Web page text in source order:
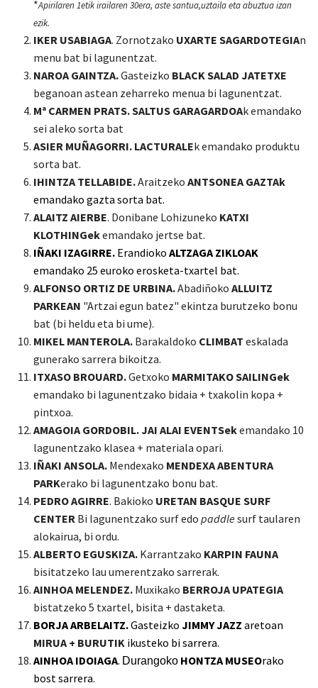
*Apirilaren 1etik irailaren 30era, aste santua,uztaila eta abuztua izan
ezik.
IKER USABIAGA. Zornotzako UXARTE SAGARDOTEGIAn
menu bat bi lagunentzat.
NAROA GAINTZA.Gasteizko BLACK SALAD JATETXE
beganoan astean zeharreko menua bi lagunentzat.
Mª CARMEN PRATS. SALTUS GARAGARDOAk emandako
sei aleko sorta bat
ASIER MUÑAGORRI. LACTURALEk emandako produktu
sorta bat.
IHINTZA TELLABIDE.Araitzeko ANTSONEA GAZTAk
emandako gazta sorta bat.
ALAITZ AIERBE. Donibane Lohizuneko KATXI
KLOTHINGekemandako jertse bat.
IÑAKI IZAGIRRE. Erandioko ALTZAGA ZIKLOAK
emandako 25 euroko erosketa-txartel bat.
ALFONSO ORTIZ DE URBINA.Abadiñoko ALLUITZ
PARKEAN "Artzai egun batez" ekintza burutzeko bonu
bat (bi heldu eta bi ume).
MIKEL MANTEROLA. Barakaldoko CLIMBAT eskalada
gunerako sarrera bikoitza.
ITXASO BROUARD.Getxoko MARMITAKO SAILINGek
emandako bi lagunentzako bidaia + txakolin kopa +
pintxoa.
AMAGOIA GORDOBIL. JAI ALAI EVENTSekemandako 10
lagunentzako klasea + materiala opari.
IÑAKI ANSOLA. Mendexako MENDEXA ABENTURA
PARKerako bi lagunentzako bonu bat.
PEDRO AGIRRE. Bakioko URETAN BASQUE SURF
CENTER Bi lagunentzako surf edo paddle surf taularen
alokairua, bi ordu.
ALBERTO EGUSKIZA. Karrantzako KARPIN FAUNA
bisitatzeko lau umerentzako sarrerak.
AINHOA MELENDEZ. Muxikako BERROJA UPATEGIA
bistatzeko 5 txartel, bisita + dastaketa.
BORJA ARBELAITZ.Gasteizko JIMMY JAZZ aretoan
MIRUA + BURUTIK ikusteko bisarrera.
AINHOA IDOIAGA. Durangoko HONTZA MUSEOrako
bostsarrera.